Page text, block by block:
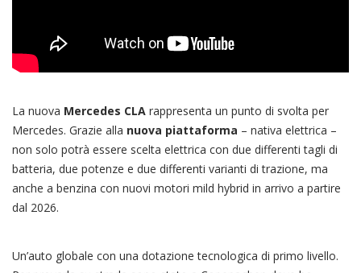
La nuova Mercedes CLA rappresenta un punto di svolta per
Mercedes. Grazie alla nuova piattaforma – nativa elettrica –
non solo potrà essere scelta elettrica con due differenti tagli di
batteria, due potenze e due differenti varianti di trazione, ma
anche a benzina con nuovi motori mild hybrid in arrivo a partire
dal 2026.
Un’auto globale con una dotazione tecnologica di primo livello.